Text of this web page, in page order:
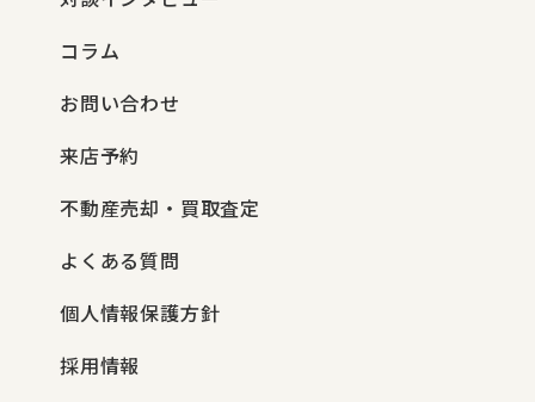
コラム
お問い合わせ
来店予約
不動産売却・買取査定
よくある質問
個人情報保護方針
採用情報